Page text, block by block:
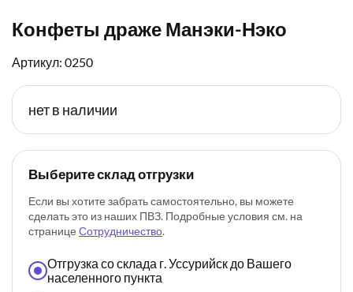
Конфеты драже Манэки-Нэко
Артикул: 0250
нет в наличии
Выберите склад отгрузки
Если вы хотите забрать самостоятельно, вы можете
сделать это из наших ПВЗ. Подробные условия см. на
странице Сотрудничество.
Отгрузка со склада г. Уссурийск до Вашего
населенного пункта